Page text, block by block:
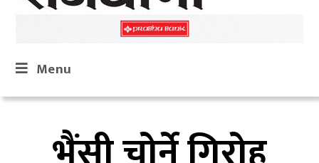
Menu